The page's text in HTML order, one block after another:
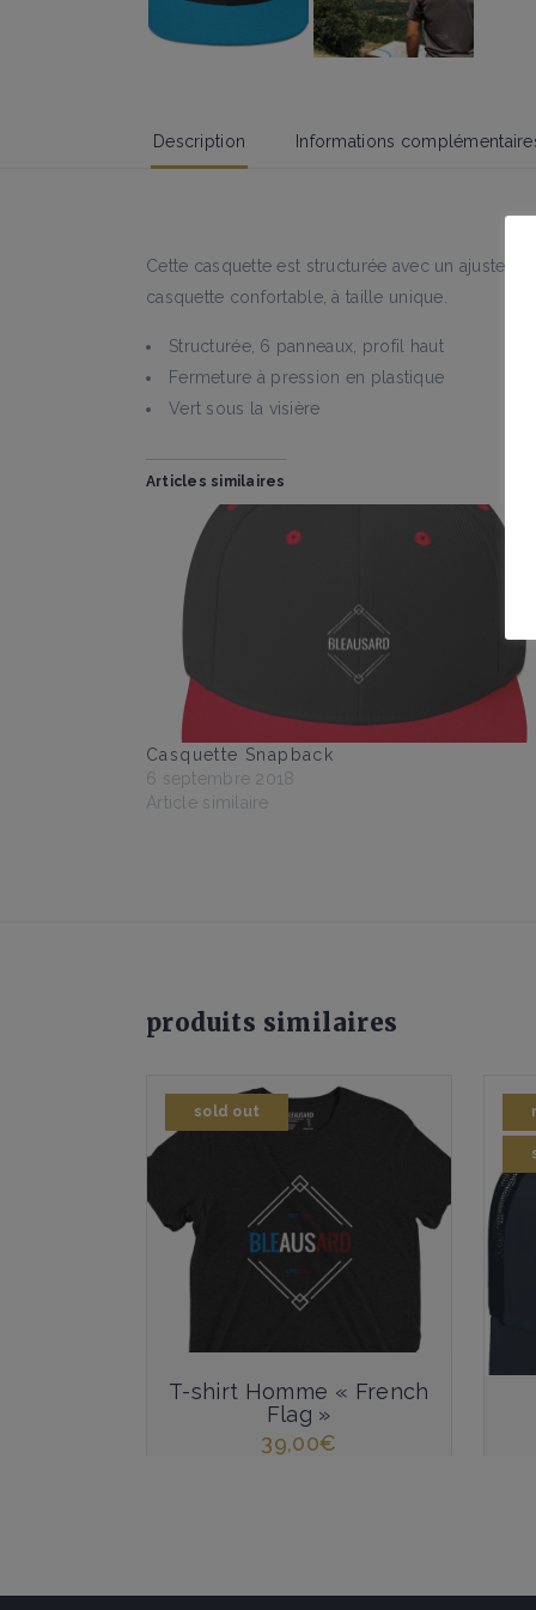
Description Informations
Cette casquette est structurée avec un
casquette confortable, à taille unique.
Structurée, 6 panneaux, profil haut
Fermeture à pression en plastique
Vert sous la visière
Articles similaires
Casquette Snapback
6 septembre 2018
Article similaire
produits similaires
sold out
T-shirt Homme « French
Flag »
39,00€